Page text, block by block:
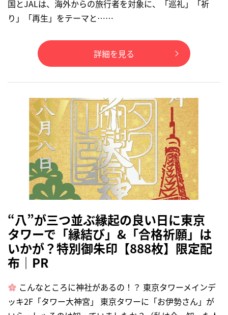
国とJALは、海外からの旅行者を対象に、「巡礼」「祈
り」「再生」をテーマと……
詳細を見る
“八”が三つ並ぶ縁起の良い日に東京
タワーで「縁結び」&「合格祈願」は
いかが？特別御朱印【888枚】限定配
布｜PR
こんなところに神社があるの！？ 東京タワーメインデ
ッキ2F「タワー大神宮」 東京タワーに「お伊勢さん」が